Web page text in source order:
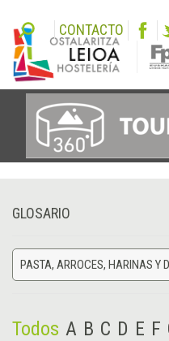
CONTACTO
GLOSARIO
PASTA, ARROCES, HARINAS Y
Todos A B C D E F